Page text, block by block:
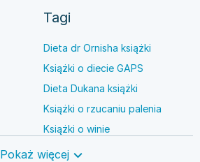
Tagi
Dieta dr Ornisha książki
Książki o diecie GAPS
Dieta Dukana książki
Książki o rzucaniu palenia
Książki o winie
Książki o anestezjologii
Pokaż więcej